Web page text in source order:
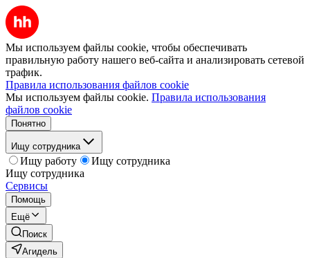
Мы используем файлы cookie, чтобы обеспечивать
правильную работу нашего веб-сайта и анализировать сетевой
трафик.
Правила использования файлов cookie
Мы используем файлы cookie. Правила использования
файлов cookie
Понятно
Ищу сотрудника
Ищу работу
Ищу сотрудника
Ищу сотрудника
Сервисы
Помощь
Ещё
Поиск
Агидель